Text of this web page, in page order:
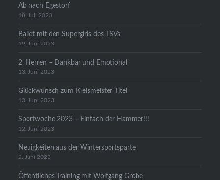
Ab nach Egestorf
18. Juli 2023
Ballet mit den Supergirls des TSVs
19. Juni 2023
2. Herren – Dankbar und Emotional
13. Juni 2023
Glückwunsch zum Kreismeister Titel
13. Juni 2023
Sportwoche 2023 – Einfach der Hammer!!!
12. Juni 2023
Neuigkeiten aus der Wintersportsparte
2. Juni 2023
Öffentliches Training mit Wolfgang Grobe